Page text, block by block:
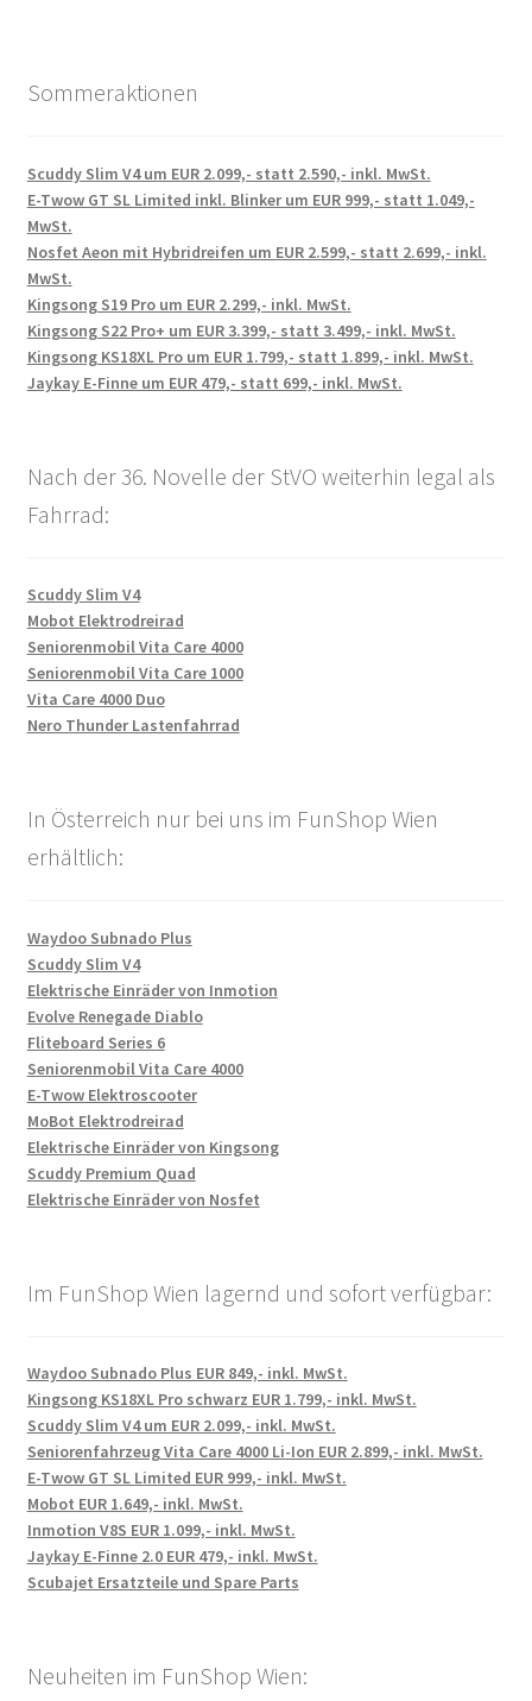
Sommeraktionen
Scuddy Slim V4 um EUR 2.099,- statt 2.590,- inkl. MwSt.
E-Twow GT SL Limited inkl. Blinker um EUR 999,- statt 1.049,-
MwSt.
Nosfet Aeon mit Hybridreifen um EUR 2.599,- statt 2.699,- inkl.
MwSt.
Kingsong S19 Pro um EUR 2.299,- inkl. MwSt.
Kingsong S22 Pro+ um EUR 3.399,- statt 3.499,- inkl. MwSt.
Kingsong KS18XL Pro um EUR 1.799,- statt 1.899,- inkl. MwSt.
Jaykay E-Finne um EUR 479,- statt 699,- inkl. MwSt.
Nach der 36. Novelle der StVO weiterhin legal als
Fahrrad:
Scuddy Slim V4
Mobot Elektrodreirad
Seniorenmobil Vita Care 4000
Seniorenmobil Vita Care 1000
Vita Care 4000 Duo
Nero Thunder Lastenfahrrad
In Österreich nur bei uns im FunShop Wien
erhältlich:
Waydoo Subnado Plus
Scuddy Slim V4
Elektrische Einräder von Inmotion
Evolve Renegade Diablo
Fliteboard Series 6
Seniorenmobil Vita Care 4000
E-Twow Elektroscooter
MoBot Elektrodreirad
Elektrische Einräder von Kingsong
Scuddy Premium Quad
Elektrische Einräder von Nosfet
Im FunShop Wien lagernd und sofort verfügbar:
Waydoo Subnado Plus EUR 849,- inkl. MwSt.
Kingsong KS18XL Pro schwarz EUR 1.799,- inkl. MwSt.
Scuddy Slim V4 um EUR 2.099,- inkl. MwSt.
Seniorenfahrzeug Vita Care 4000 Li-Ion EUR 2.899,- inkl. MwSt.
E-Twow GT SL Limited EUR 999,- inkl. MwSt.
Mobot EUR 1.649,- inkl. MwSt.
Inmotion V8S EUR 1.099,- inkl. MwSt.
Jaykay E-Finne 2.0 EUR 479,- inkl. MwSt.
Scubajet Ersatzteile und Spare Parts
Neuheiten im FunShop Wien: